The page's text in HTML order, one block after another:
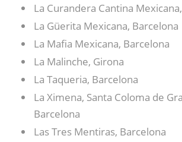
La Curandera Cantina
La Güerita Mexicana, Barcelona
La Mafia Mexicana, Barcelona
La Malinche, Girona
La Taqueria, Barcelona
La Ximena, Santa Coloma de
Barcelona
Las Tres Mentiras, Barcelona